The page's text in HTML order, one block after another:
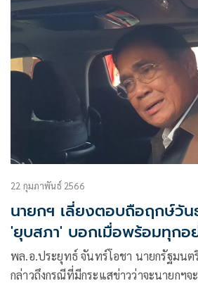
22 กุมภาพันธ์ 2566
นายกฯ เลี่ยงตอบถือฤกษ์วัน
'ยุบสภา' บอกเมื่อพร้อมทุกอ
พล.อ.ประยุทธ์​ จันทร์โอชา​ นายกรัฐมนต
กล่าวถึงกรณีที่มีกระแสข่าวว่าจะนายกฯจ